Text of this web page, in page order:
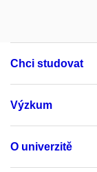
Chci studovat
Výzkum
O univerzitě